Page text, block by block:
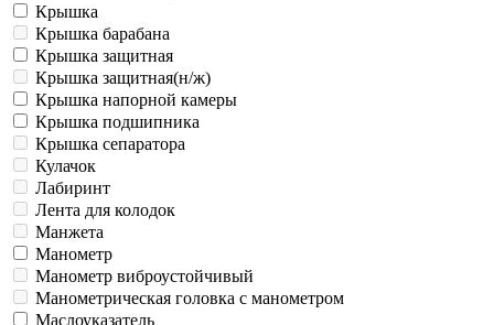
Крышка
Крышка барабана
Крышка защитная
Крышка защитная(н/ж)
Крышка напорной камеры
Крышка подшипника
Крышка сепаратора
Кулачок
Лабиринт
Лента для колодок
Манжета
Манометр
Манометр виброустойчивый
Манометрическая головка c манометром
Маслоуказатель